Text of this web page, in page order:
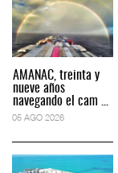
AMANAC, treinta y
nueve años
navegando el cam ...
05 AGO 2026